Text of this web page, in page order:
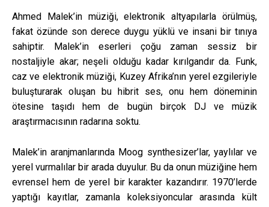
Ahmed Malek’in müziği, elektronik altyapılarla örülmüş,
fakat özünde son derece duygu yüklü ve insani bir tınıya
sahiptir. Malek’in eserleri çoğu zaman sessiz bir
nostaljiyle akar; neşeli olduğu kadar kırılgandır da. Funk,
caz ve elektronik müziği, Kuzey Afrika’nın yerel ezgileriyle
buluşturarak oluşan bu hibrit ses, onu hem döneminin
ötesine taşıdı hem de bugün birçok DJ ve müzik
araştırmacısının radarına soktu.
Malek’in aranjmanlarında Moog synthesizer’lar, yaylılar ve
yerel vurmalılar bir arada duyulur. Bu da onun müziğine hem
evrensel hem de yerel bir karakter kazandırır. 1970’lerde
yaptığı kayıtlar, zamanla koleksiyoncular arasında kült